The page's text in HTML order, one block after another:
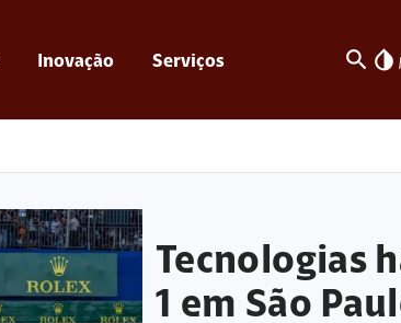
Inovação Serviços search invert_colors
Tecnologias
1 em São